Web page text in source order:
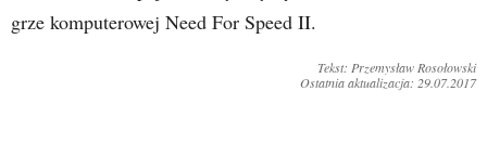
grze komputerowej Need For Speed II.
Tekst: Przemysław Rosołowski
Ostatnia aktualizacja: 29.07.2017